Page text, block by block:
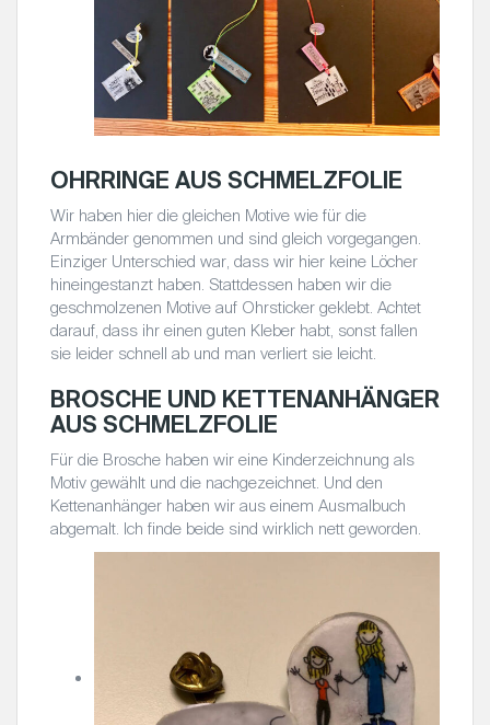
OHRRINGE AUS SCHMELZFOLIE
Wir haben hier die gleichen Motive wie für die
Armbänder genommen und sind gleich vorgegangen.
Einziger Unterschied war, dass wir hier keine Löcher
hineingestanzt haben. Stattdessen haben wir die
geschmolzenen Motive auf Ohrsticker geklebt. Achtet
darauf, dass ihr einen guten Kleber habt, sonst fallen
sie leider schnell ab und man verliert sie leicht.
BROSCHE UND KETTENANHÄNGER
AUS SCHMELZFOLIE
Für die Brosche haben wir eine Kinderzeichnung als
Motiv gewählt und die nachgezeichnet. Und den
Kettenanhänger haben wir aus einem Ausmalbuch
abgemalt. Ich finde beide sind wirklich nett geworden.